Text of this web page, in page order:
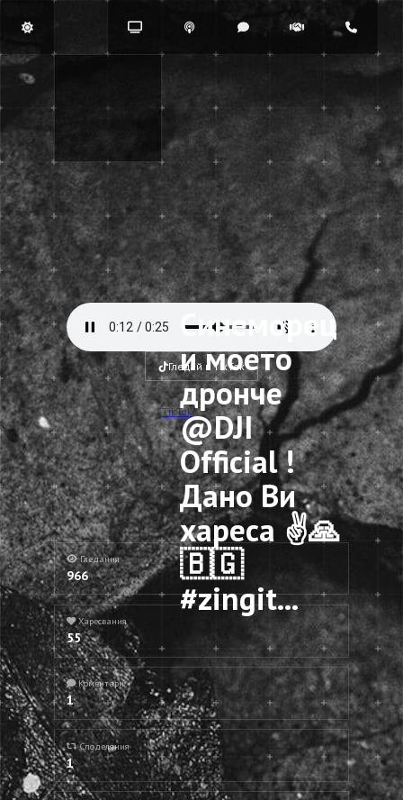
Гледай в TikTok
TikTok
Синеморец
и моето
дронче
@DJI
Official !
Дано Ви
хареса ✌️🙏
🇧🇬
#zingit...
Гледания
966
Харесвания
55
Коментари
1
Споделяния
1